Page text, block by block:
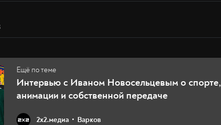
Интервью с Иваном Новосельцевым о спорте,
анимации и собственной передаче
2х2.медиа Варков